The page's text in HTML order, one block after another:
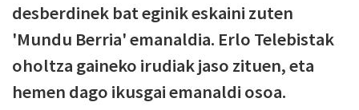
desberdinek bat eginik eskaini zuten
'Mundu Berria' emanaldia. Erlo Telebistak
oholtza gaineko irudiak jaso zituen, eta
hemen dago ikusgai emanaldi osoa.